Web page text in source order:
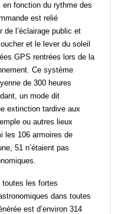
en fonction du rythme des
est relié
de l’éclairage public et
et le lever du soleil
GPS rentrées lors de la
Ce système
de 300 heures
un mode dit
extinction tardive aux
ou autres lieux
les 106 armoires de
51 n’étaient pas
s.
toutes les fortes
dans toutes
est d’environ 314